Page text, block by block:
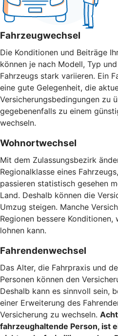
Fahrzeugwechsel
Die Konditionen und Beiträge
können je nach Modell, Typ
Fahrzeugs stark variieren. Ein
eine gute Gelegenheit, die
Versicherungsbedingungen zu
gegebenenfalls zu einem
wechseln.
Wohnortwechsel
Mit dem Zulassungsbezirk
Regionalklasse eines
passieren statistisch gesehen
Land. Deshalb können die
Umzug steigen. Manche
Regionen bessere Konditionen,
lohnen kann.
Fahrendenwechsel
Das Alter, die Fahrpraxis und
Personen können den
Deshalb kann es sinnvoll sein,
einer Erweiterung des
Versicherung zu wechseln.
fahrzeughaltende Person, ist